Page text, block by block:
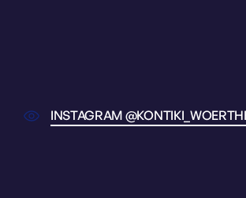
INSTAGRAM